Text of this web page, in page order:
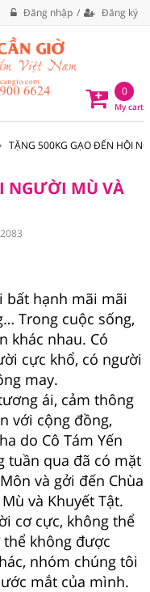
Đăng nhập Đăng ký
0
My cart
TẶNG 500KG GẠO ĐẾN HỘI
NGƯỜI MÙ VÀ
bất hạnh mãi mãi
Trong cuộc sống,
khác nhau. Có
cực khổ, có người
may.
ái, cảm thông
với cộng đồng,
do Cô Tám Yến
tuần qua đã có mặt
và gởi đến Chùa
và Khuyết Tật.
cơ cực, không thể
thể không được
nhóm chúng tôi
mắt của mình.